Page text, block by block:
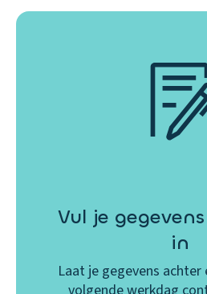
Vul je
in
Laat je gegevens achter